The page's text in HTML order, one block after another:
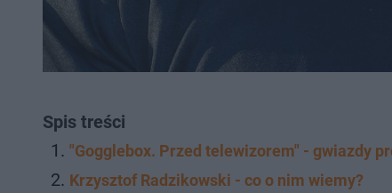
Spis treści
"Gogglebox. Przed telewizorem" - gwiazdy
Krzysztof Radzikowski - co o nim wiemy?